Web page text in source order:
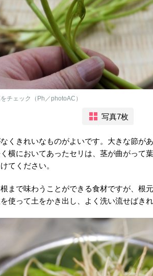
チェック（Ph／photoAC）
写真7枚
くきれいなものがよいです。大きな節が
横においてあったセリは、茎が曲がって
てください。
まで味わうことができる食材ですが、根
使って土をかき出し、よく洗い流せばきれ